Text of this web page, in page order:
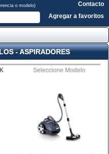
o modelo)
Contacto
Agregar a favoritos
- ASPIRADORES
Seleccione Modelo